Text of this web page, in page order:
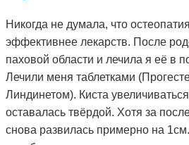
Никогда не думала, что
эффективнее лекарств. После
паховой области и лечила я её в
Лечили меня таблетками
Линдинетом). Киста
оставалась твёрдой. Хотя за
снова развилась примерно на